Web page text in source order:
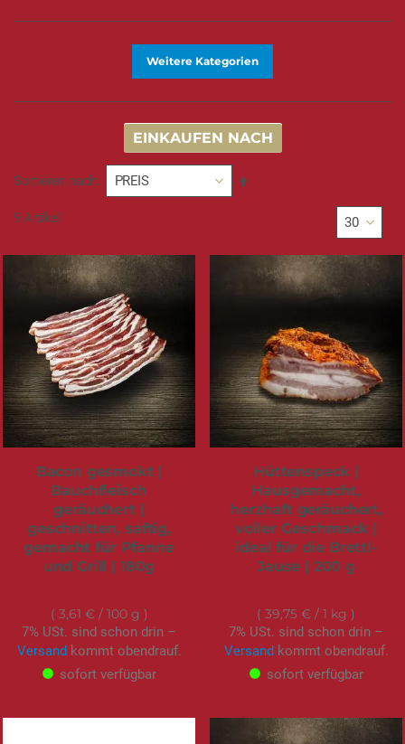
Weitere Kategorien
EINKAUFEN NACH
Sortieren nach
In
9Artikel
Bacon gesmokt |
Bauchfleisch
geräuchert |
geschnitten, saftig,
gemacht für Pfanne
und Grill | 180g
3,61 €/ 100 g
7% USt. sind schon drin –
Versandkommt obendrauf.
sofort verfügbar
Hüttenspeck |
Hausgemacht,
herzhaft geräuchert,
voller Geschmack |
ideal für die Brettl-
Jause | 200 g
39,75 € / 1 kg
7% USt. sind schon drin –
Versandkommt obendrauf.
sofort verfügbar